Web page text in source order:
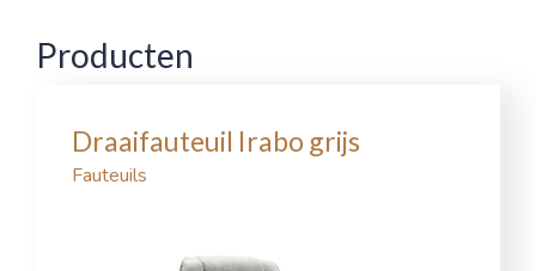
Producten
Draaifauteuil Irabo grijs
Fauteuils